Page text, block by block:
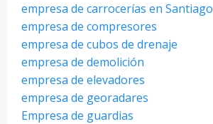
empresa de carrocerías en Santiago
empresa de compresores
empresa de cubos de drenaje
empresa de demolición
empresa de elevadores
empresa de georadares
Empresa de guardias